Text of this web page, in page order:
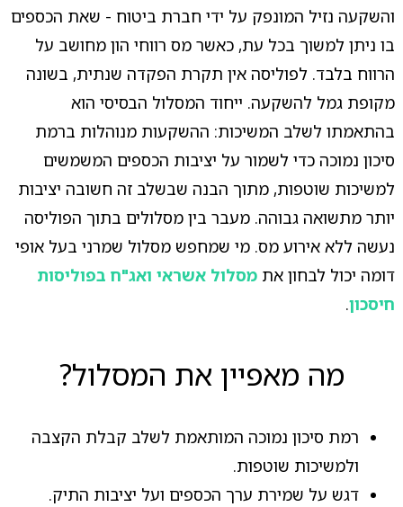
והשקעה נזיל המונפק על ידי חברת ביטוח - שאת הכספים
בו ניתן למשוך בכל עת, כאשר מס רווחי הון מחושב על
הרווח בלבד. לפוליסה אין תקרת הפקדה שנתית, בשונה
מקופת גמל להשקעה. ייחוד המסלול הבסיסי הוא
בהתאמתו לשלב המשיכות: ההשקעות מנוהלות ברמת
סיכון נמוכה כדי לשמור על יציבות הכספים המשמשים
למשיכות שוטפות, מתוך הבנה שבשלב זה חשובה יציבות
יותר מתשואה גבוהה. מעבר בין מסלולים בתוך הפוליסה
נעשה ללא אירוע מס. מי שמחפש מסלול שמרני בעל אופי
דומה יכול לבחון את מסלול אשראי ואג"ח בפוליסות
חיסכון.
מה מאפיין את המסלול?
רמת סיכון נמוכה המותאמת לשלב קבלת הקצבה
ולמשיכות שוטפות.
דגש על שמירת ערך הכספים ועל יציבות התיק.